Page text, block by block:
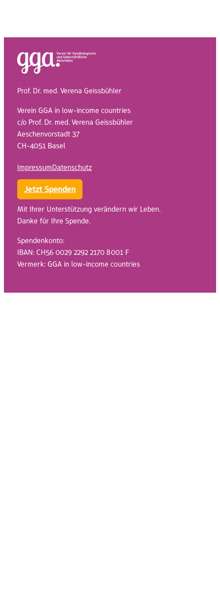
Prof. Dr. med. Verena Geissbühler
Verein GGA in low-income countries
c/o Prof. Dr. med. Verena Geissbühler
Aeschenvorstadt 37
CH-4051 Basel
ImpressumDatenschutz
Jetzt Spenden
Mit Ihrer Unterstützung verändern wir Leben.
Danke für Ihre Spende.
Spendenkonto:
IBAN: CH56 0029 2292 2170 8001 F
Vermerk: GGA in low-income countries